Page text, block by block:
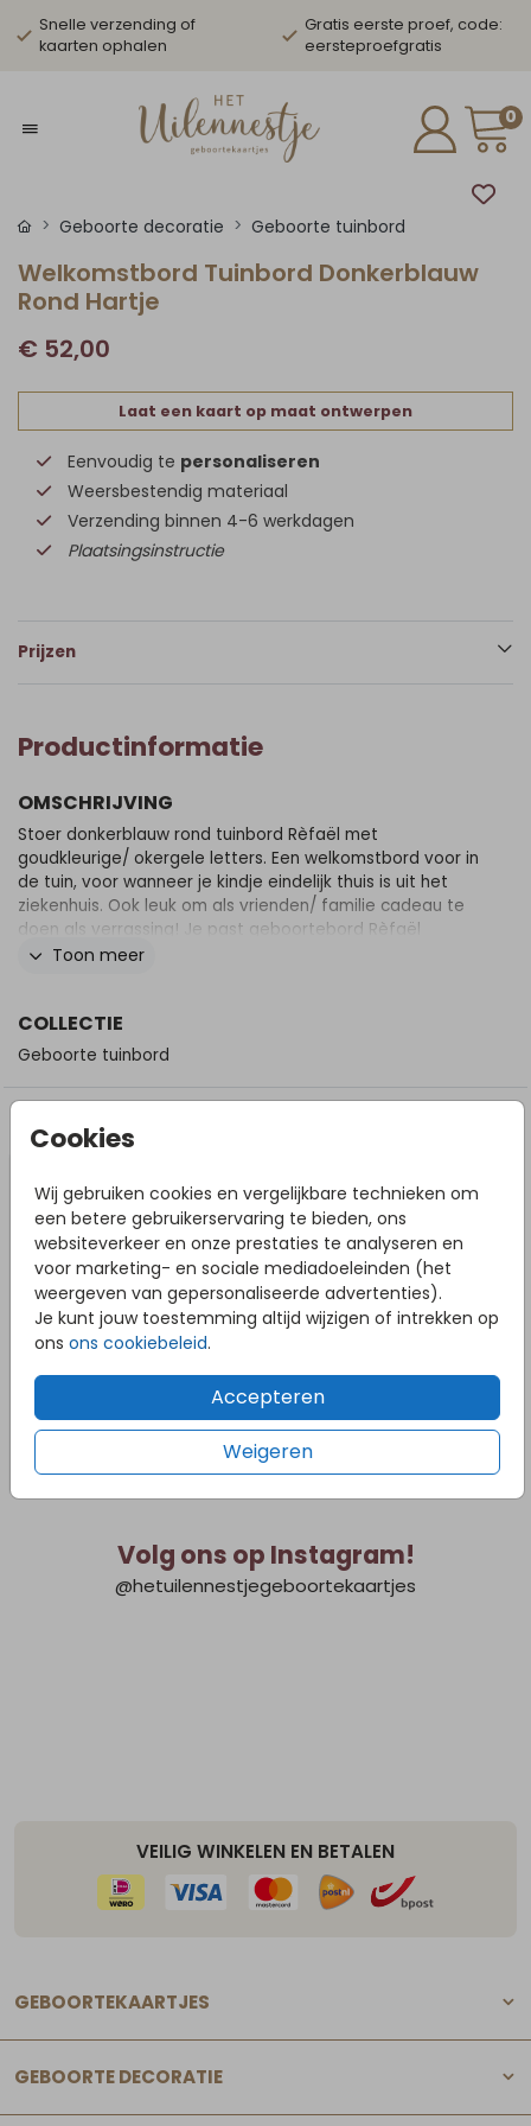
Snelle verzending of
kaarten ophalen
Gratis eerste proef, code:
eersteproefgratis
0
Cookies
Wij gebruiken cookies en vergelijkbare technieken om
een betere gebruikerservaring te bieden, ons
websiteverkeer en onze prestaties te analyseren en
voor marketing- en sociale mediadoeleinden (het
weergeven van gepersonaliseerde advertenties).
Je kunt jouw toestemming altijd wijzigen of intrekken op
ons ons cookiebeleid.
Accepteren
Weigeren
Geboorte decoratie Geboorte tuinbord
Welkomstbord Tuinbord Donkerblauw
Rond Hartje
€ 52,00
Laat een kaart op maat ontwerpen
Eenvoudig te personaliseren
Weersbestendig materiaal
Verzending binnen 4-6 werkdagen
Plaatsingsinstructie
Prijzen
Productinformatie
OMSCHRIJVING
Stoer donkerblauw rond tuinbord Rèfaël met
goudkleurige/ okergele letters. Een welkomstbord voor in
de tuin, voor wanneer je kindje eindelijk thuis is uit het
ziekenhuis. Ook leuk om als vrienden/ familie cadeau te
doen als verrassing! Je past geboortebord Rèfaël
eenvoudig en snel aan in onze online editor. Er wordt
Zet de schroeven niet klem op het bord i.v.m. teveel
spanning. Gebruik 1 of 2 palen met een platte kant, géén
de hele breedte/hoogte. Zorg dat je voldoende
verdeel de schroeven over de hele breedte/lengte van
tuinbord naar binnen te halen om schade te voorkomen.
Toon meer
COLLECTIE
Geboorte tuinbord
DIT VIND JE MISSCHIEN OOK LEUK
Volg ons op Instagram!
@hetuilennestjegeboortekaartjes
VEILIG WINKELEN EN BETALEN
GEBOORTEKAARTJES
GEBOORTE DECORATIE